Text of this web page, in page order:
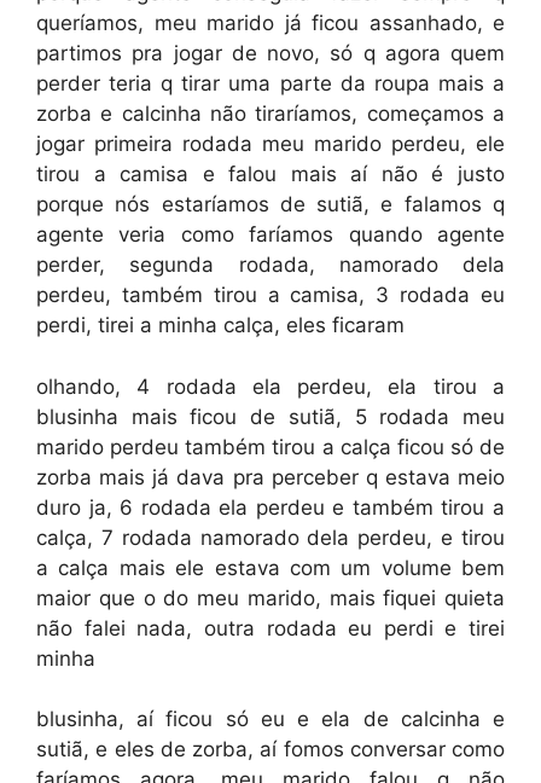
queríamos, meu marido já ficou assanhado, e
partimos pra jogar de novo, só q agora quem
perder teria q tirar uma parte da roupa mais a
zorba e calcinha não tiraríamos, começamos a
jogar primeira rodada meu marido perdeu, ele
tirou a camisa e falou mais aí não é justo
porque nós estaríamos de sutiã, e falamos q
agente veria como faríamos quando agente
perder, segunda rodada, namorado dela
perdeu, também tirou a camisa, 3 rodada eu
perdi, tirei a minha calça, eles ficaram
olhando, 4 rodada ela perdeu, ela tirou a
blusinha mais ficou de sutiã, 5 rodada meu
marido perdeu também tirou a calça ficou só de
zorba mais já dava pra perceber q estava meio
duro ja, 6 rodada ela perdeu e também tirou a
calça, 7 rodada namorado dela perdeu, e tirou
a calça mais ele estava com um volume bem
maior que o do meu marido, mais fiquei quieta
não falei nada, outra rodada eu perdi e tirei
minha
blusinha, aí ficou só eu e ela de calcinha e
sutiã, e eles de zorba, aí fomos conversar como